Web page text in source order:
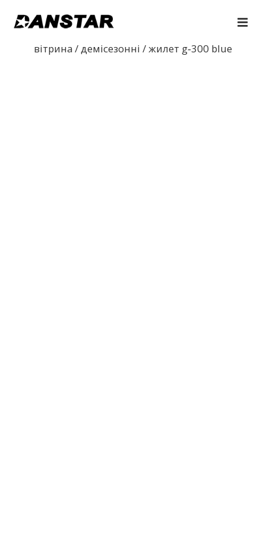
Перейти
основного
навігація
вітрина /демісезонні / жилет g‑300 blue